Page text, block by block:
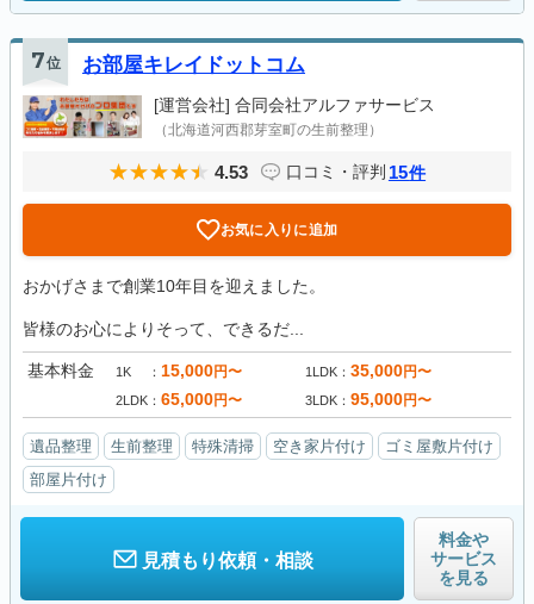
7位 お部屋キレイドットコム
[運営会社] 合同会社アルファサービス
（北海道河西郡芽室町の生前整理）
4.53 口コミ・評判 15件
お気に入りに追加
おかげさまで創業10年目を迎えました。
皆様のお心によりそって、できるだ...
基本料金 1K 15,000円〜 1LDK 35,000円〜
2LDK 65,000円〜 3LDK 95,000円〜
遺品整理 生前整理 特殊清掃 空き家片付け
ゴミ屋敷片付け
部屋片付け
見積もり依頼・相談
料金や
サービス
を見る